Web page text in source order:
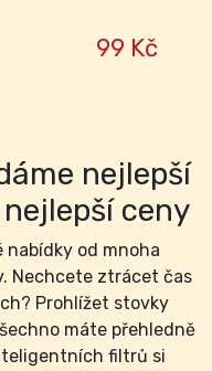
99 Kč
nejlepší
ceny
nabídky od mnoha
Nechcete ztrácet čas
Prohlížet stovky
máte přehledně
filtrů si